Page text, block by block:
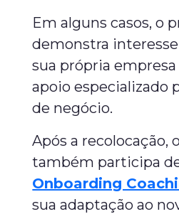
Em alguns casos, o
demonstra
sua própria
apoio especializado
de negócio.
Após a recolocação,
também participa
Onboarding
sua adaptação ao